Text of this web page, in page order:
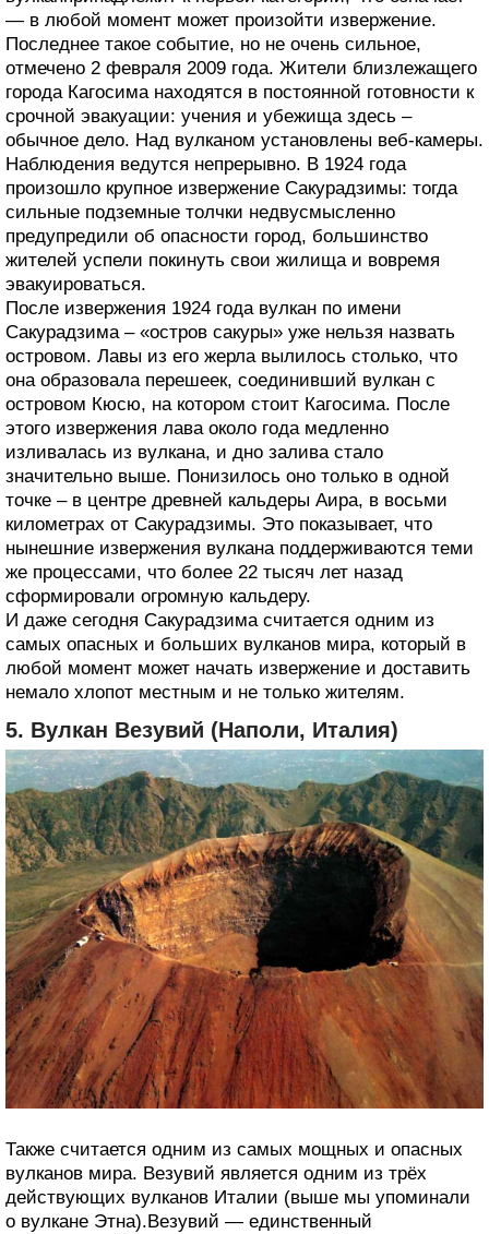
— в любой момент может произойти извержение.
Последнее такое событие, но не очень сильное,
отмечено 2 февраля 2009 года. Жители близлежащего
города Кагосима находятся в постоянной готовности к
срочной эвакуации: учения и убежища здесь –
обычное дело. Над вулканом установлены веб-камеры.
Наблюдения ведутся непрерывно. В 1924 года
произошло крупное извержение Сакурадзимы: тогда
сильные подземные толчки недвусмысленно
предупредили об опасности город, большинство
жителей успели покинуть свои жилища и вовремя
эвакуироваться.
После извержения 1924 года вулкан по имени
Сакурадзима – «остров сакуры» уже нельзя назвать
островом. Лавы из его жерла вылилось столько, что
она образовала перешеек, соединивший вулкан с
островом Кюсю, на котором стоит Кагосима. После
этого извержения лава около года медленно
изливалась из вулкана, и дно залива стало
значительно выше. Понизилось оно только в одной
точке – в центре древней кальдеры Аира, в восьми
километрах от Сакурадзимы. Это показывает, что
нынешние извержения вулкана поддерживаются теми
же процессами, что более 22 тысяч лет назад
сформировали огромную кальдеру.
И даже сегодня Сакурадзима считается одним из
самых опасных и больших вулканов мира, который в
любой момент может начать извержение и доставить
немало хлопот местным и не только жителям.
5. Вулкан Везувий (Наполи, Италия)
Также считается одним из самых мощных и опасных
вулканов мира. Везувий является одним из трёх
действующих вулканов Италии (выше мы упоминали
о вулкане Этна).Везувий — единственный